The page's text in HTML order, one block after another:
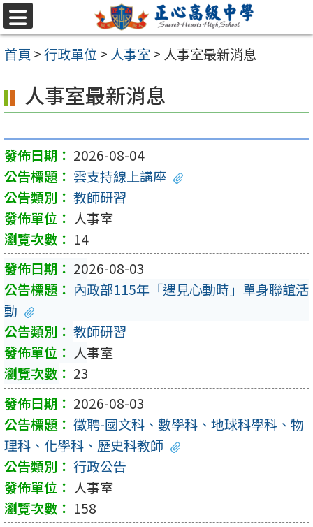
跳至主要內容區
選
單
首頁 >行政單位 > 人事室> 人事室最新消息
人事室最新消息
2026-08-04
雲支持線上講座
教師研習
人事室
14
2026-08-03
內政部115年「遇見心動時」單身聯誼活
動
教師研習
人事室
23
2026-08-03
徵聘-國文科、數學科、地球科學科、物
理科、化學科、歷史科教師
行政公告
人事室
158